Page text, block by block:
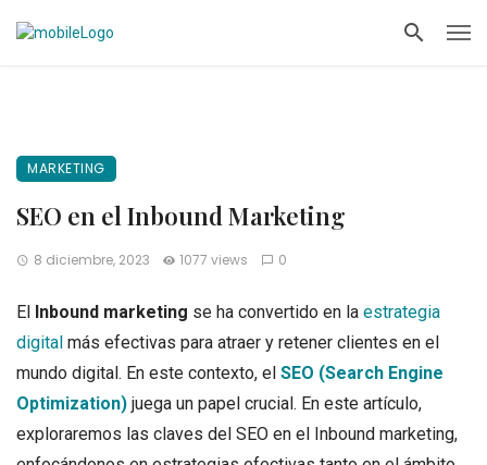
MARKETING
SEO en el Inbound Marketing
8 diciembre, 2023 1077 views 0
El Inbound marketing se ha convertido en la estrategia
digital más efectivas para atraer y retener clientes en el
mundo digital. En este contexto, el SEO (Search Engine
Optimization) juega un papel crucial. En este artículo,
exploraremos las claves del SEO en el Inbound marketing,